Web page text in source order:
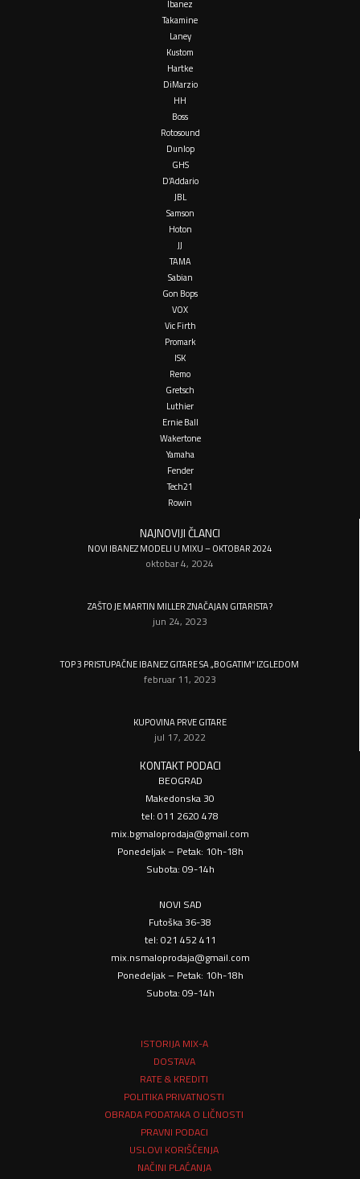
Ibanez
Takamine
Laney
Kustom
Hartke
DiMarzio
HH
Boss
Rotosound
Dunlop
GHS
D’Addario
JBL
Samson
Hoton
JJ
TAMA
Sabian
Gon Bops
VOX
Vic Firth
Promark
ISK
Remo
Gretsch
Luthier
Ernie Ball
Wakertone
Yamaha
Fender
Tech21
Rowin
NAJNOVIJI ČLANCI
NOVI IBANEZ MODELI U MIXU – OKTOBAR 2024
oktobar 4, 2024
ZAŠTO JE MARTIN MILLER ZNAČAJAN GITARISTA?
jun 24, 2023
TOP 3 PRISTUPAČNE IBANEZ GITARE SA „BOGATIM“ IZGLEDOM
februar 11, 2023
KUPOVINA PRVE GITARE
jul 17, 2022
KONTAKT PODACI
BEOGRAD
Makedonska 30
tel: 011 2620 478
mix.bgmaloprodaja@gmail.com
Ponedeljak – Petak: 10h-18h
Subota: 09-14h
NOVI SAD
Futoška 36-38
tel: 021 452 411
mix.nsmaloprodaja@gmail.com
Ponedeljak – Petak: 10h-18h
Subota: 09-14h
ISTORIJA MIX-A
DOSTAVA
RATE & KREDITI
POLITIKA PRIVATNOSTI
OBRADA PODATAKA O LIČNOSTI
PRAVNI PODACI
USLOVI KORIŠĆENJA
NAČINI PLAĆANJA